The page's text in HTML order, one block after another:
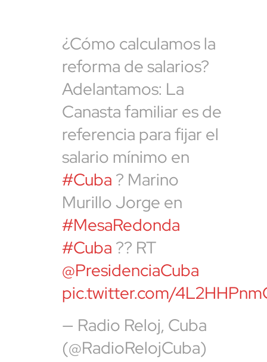
¿Cómo calculamos la
reforma de salarios?
Adelantamos: La
Canasta familiar es de
referencia para fijar el
salario mínimo en
#Cuba ? Marino
Murillo Jorge en
#MesaRedonda
#Cuba ?? RT
@PresidenciaCuba
pic.twitter.com/
— Radio Reloj, Cuba
(@RadioRelojCuba)